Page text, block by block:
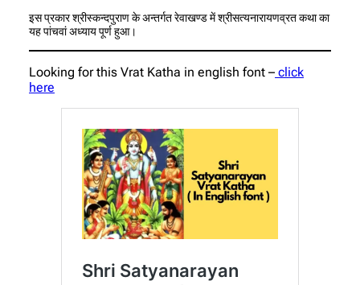
इस प्रकार श्रीस्कन्दपुराण के अन्तर्गत रेवाखण्ड में श्रीसत्यनारायणव्रत कथा का
यह पांचवां अध्याय पूर्ण हुआ।
Looking for this Vrat Katha in english font – click
here